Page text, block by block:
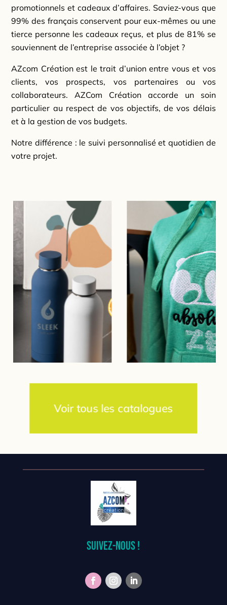
promotionnels et cadeaux d’affaires. Saviez-vous que
99% des français conservent pour eux-mêmes ou une
tierce personne les cadeaux reçus, et plus de 81% se
souviennent de l’entreprise associée à l’objet ?
AZcom Création est le trait d’union entre vous et vos
clients, vos prospects, vos partenaires ou vos
collaborateurs. AZCom Création accorde un soin
particulier au respect de vos objectifs, de vos délais
et à la gestion de vos budgets.
Notre différence : le suivi personnalisé et quotidien de
votre projet.
Voir tous les catalogues
Suivez-nous !